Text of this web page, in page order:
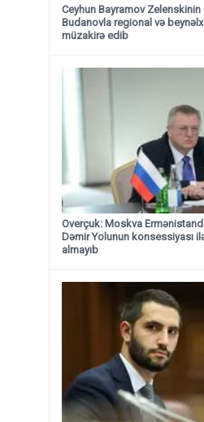
Ceyhun Bayramov
Budanovla regional və
müzakirə edib
Overçuk: Moskva
Dəmir Yolunun konsessiyası
almayıb